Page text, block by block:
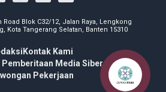
Road Blok C32/12, Jalan Raya, Lengkong
Kota Tangerang Selatan, Banten 15310
Kontak Kami
Pemberitaan Media Siber
Pekerjaan